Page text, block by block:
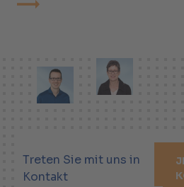
Treten Sie mit uns in
Kontakt